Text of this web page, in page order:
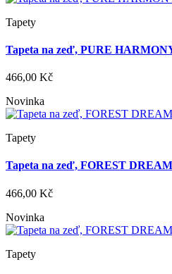
Tapety
Tapeta na zeď, PURE
466,00 Kč
Novinka
Tapety
Tapeta na zeď, FOREST
466,00 Kč
Novinka
Tapety